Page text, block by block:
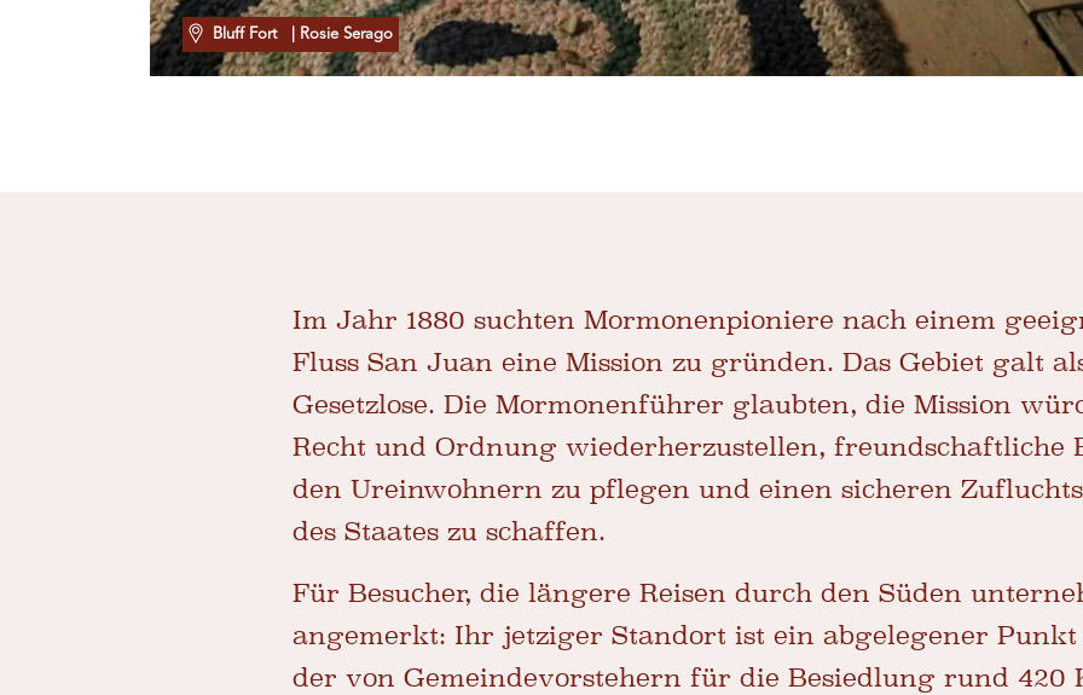
Bluff Fort | Rosie Serago
Im Jahr 1880 suchten Mormonenpioniere nach einem
Fluss San Juan eine Mission zu gründen. Das Gebiet galt
Gesetzlose. Die Mormonenführer glaubten, die Mission
Recht und Ordnung wiederherzustellen, freundschaftliche
den Ureinwohnern zu pflegen und einen sicheren
des Staates zu schaffen.
Für Besucher, die längere Reisen durch den Süden
angemerkt: Ihr jetziger Standort ist ein abgelegener
der von Gemeindevorstehern für die Besiedlung rund